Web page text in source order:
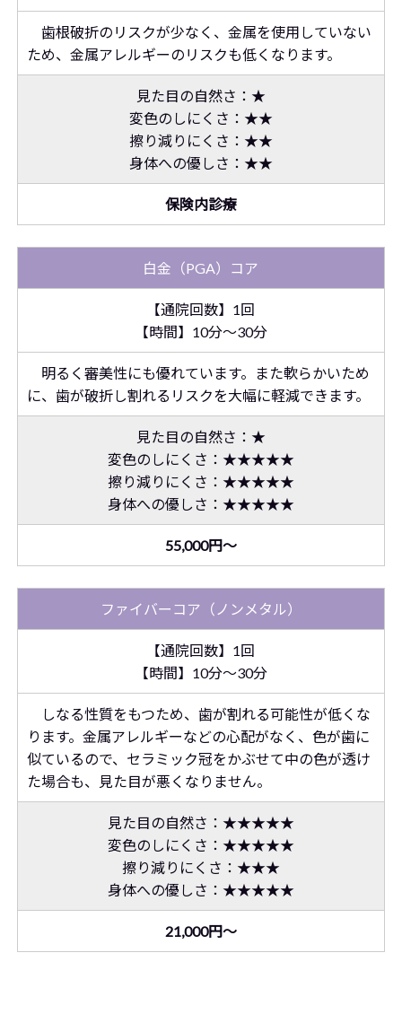
歯根破折のリスクが少なく、金属を使用していない
ため、金属アレルギーのリスクも低くなります。
見た目の自然さ：★
変色のしにくさ：★★
擦り減りにくさ：★★
身体への優しさ：★★
保険内診療
白金（PGA）コア
【通院回数】1回
【時間】10分～30分
明るく審美性にも優れています。また軟らかいため
に、歯が破折し割れるリスクを大幅に軽減できます。
見た目の自然さ：★
変色のしにくさ：★★★★★
擦り減りにくさ：★★★★★
身体への優しさ：★★★★★
55,000円～
ファイバーコア（ノンメタル）
【通院回数】1回
【時間】10分～30分
しなる性質をもつため、歯が割れる可能性が低くな
ります。金属アレルギーなどの心配がなく、色が歯に
似ているので、セラミック冠をかぶせて中の色が透け
た場合も、見た目が悪くなりません。
見た目の自然さ：★★★★★
変色のしにくさ：★★★★★
擦り減りにくさ：★★★
身体への優しさ：★★★★★
21,000円～